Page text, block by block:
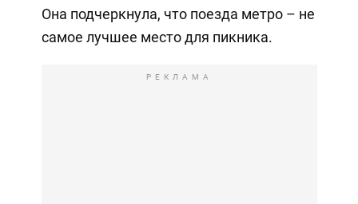
Она подчеркнула, что поезда метро – не
самое лучшее место для пикника.
РЕКЛАМА